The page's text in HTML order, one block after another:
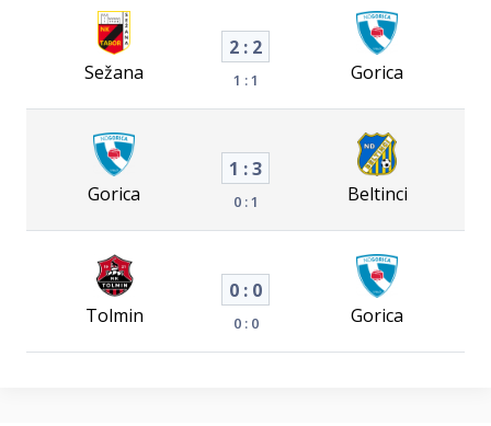
Sežana
2 : 2
1 : 1 Gorica
Gorica
1 : 3
0 : 1 Beltinci
Tolmin
0 : 0
0 : 0 Gorica